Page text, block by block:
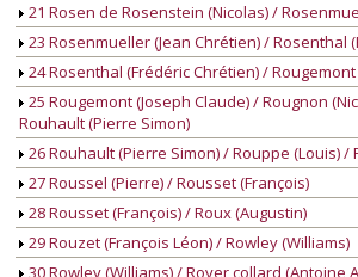
21 Rosen de Rosenstein (Nicolas) /
23 Rosenmueller (Jean Chrétien) / Rosenthal
24 Rosenthal (Frédéric Chrétien) /
25 Rougemont (Joseph Claude) / Rougnon
Rouhault (Pierre Simon)
26 Rouhault (Pierre Simon) / Rouppe (Louis) /
27 Roussel (Pierre) / Rousset (François)
28 Rousset (François) / Roux (Augustin)
29 Rouzet (François Léon) / Rowley (Williams)
30 Rowley (Williams) / Royer collard (Antoine